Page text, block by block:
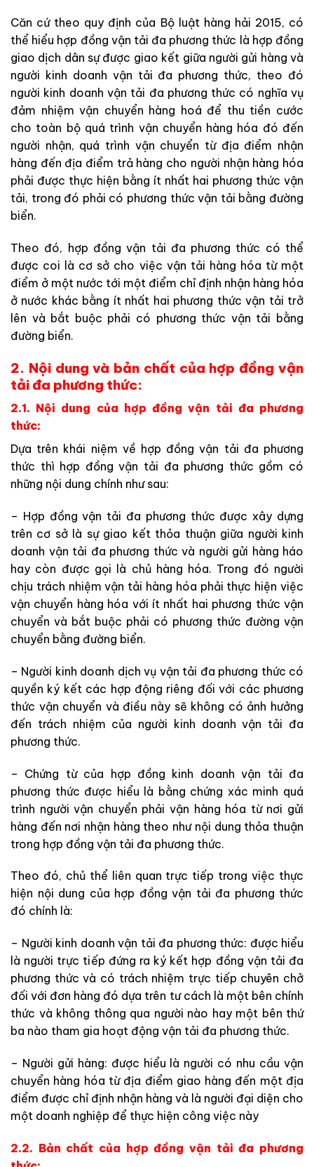
Căn cứ theo quy định của Bộ luật hàng hải 2015, có
thể hiểu hợp đồng vận tải đa phương thức là hợp đồng
giao dịch dân sự được giao kết giữa người gửi hàng và
người kinh doanh vận tải đa phương thức, theo đó
người kinh doanh vận tải đa phương thức có nghĩa vụ
đảm nhiệm vận chuyển hàng hoá để thu tiền cước
cho toàn bộ quá trình vận chuyển hàng hóa đó đến
người nhận, quá trình vận chuyển từ địa điểm nhận
hàng đến địa điểm trả hàng cho người nhận hàng hóa
phải được thực hiện bằng ít nhất hai phương thức vận
tải, trong đó phải có phương thức vận tải bằng đường
biển.
Theo đó, hợp đồng vận tải đa phương thức có thể
được coi là cơ sở cho việc vận tải hàng hóa từ một
điểm ở một nước tới một điểm chỉ định nhận hàng hóa
ở nước khác bằng ít nhất hai phương thức vận tải trở
lên và bắt buộc phải có phương thức vận tải bằng
đường biển.
2. Nội dung và bản chất của hợp đồng vận
tải đa phương thức:
2.1. Nội dung của hợp đồng vận tải đa phương
thức:
Dựa trên khái niệm về hợp đồng vận tải đa phương
thức thì hợp đồng vận tải đa phương thức gồm có
những nội dung chính như sau:
– Hợp đồng vận tải đa phương thức được xây dựng
trên cơ sở là sự giao kết thỏa thuận giữa người kinh
doanh vận tải đa phương thức và người gửi hàng háo
hay còn được gọi là chủ hàng hóa. Trong đó người
chịu trách nhiệm vận tải hàng hóa phải thực hiện việc
vận chuyển hàng hóa với ít nhất hai phương thức vận
chuyển và bắt buộc phải có phương thức đường vận
chuyển bằng đường biển.
– Người kinh doanh dịch vụ vận tải đa phương thức có
quyền ký kết các hợp động riêng đối với các phương
thức vận chuyển và điều này sẽ không có ảnh hưởng
đến trách nhiệm của người kinh doanh vận tải đa
phương thức.
– Chứng từ của hợp đồng kinh doanh vận tải đa
phương thức được hiểu là bằng chứng xác minh quá
trình người vận chuyển phải vận hàng hóa từ nơi gửi
hàng đến nơi nhận hàng theo như nội dung thỏa thuận
trong hợp đồng vận tải đa phương thức.
Theo đó, chủ thể liên quan trực tiếp trong việc thực
hiện nội dung của hợp đồng vận tải đa phương thức
đó chính là:
– Người kinh doanh vận tải đa phương thức: được hiểu
là người trực tiếp đứng ra ký kết hợp đồng vận tải đa
phương thức và có trách nhiệm trực tiếp chuyên chở
đối với đơn hàng đó dựa trên tư cách là một bên chính
thức và không thông qua người nào hay một bên thứ
ba nào tham gia hoạt động vận tải đa phương thức.
– Người gửi hàng: được hiểu là người có nhu cầu vận
chuyển hàng hóa từ địa điểm giao hàng đến một địa
điểm được chỉ định nhận hàng và là người đại diện cho
một doanh nghiệp để thực hiện công việc này
2.2. Bản chất của hợp đồng vận tải đa phương